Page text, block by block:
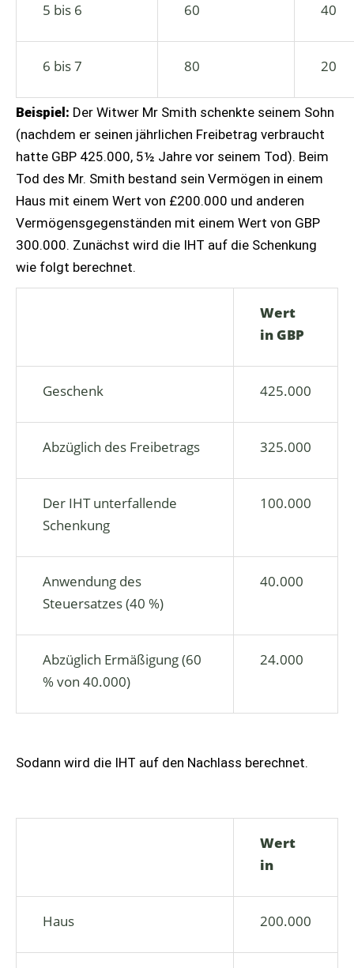
5 bis 6 60 40
6 bis 7 80 20
Beispiel: Der Witwer Mr Smith schenkte seinem Sohn
(nachdem er seinen jährlichen Freibetrag verbraucht
hatte GBP 425.000, 5½ Jahre vor seinem Tod). Beim
Tod des Mr. Smith bestand sein Vermögen in einem
Haus mit einem Wert von £200.000 und anderen
Vermögensgegenständen mit einem Wert von GBP
300.000. Zunächst wird die IHT auf die Schenkung
wie folgt berechnet.
Wert
in GBP
Geschenk 425.000
Abzüglich des Freibetrags 325.000
Der IHT unterfallende
Schenkung
100.000
Anwendung des
Steuersatzes (40 %)
40.000
Abzüglich Ermäßigung (60
% von 40.000)
24.000
Sodann wird die IHT auf den Nachlass berechnet.
Wert
in
Haus 200.000